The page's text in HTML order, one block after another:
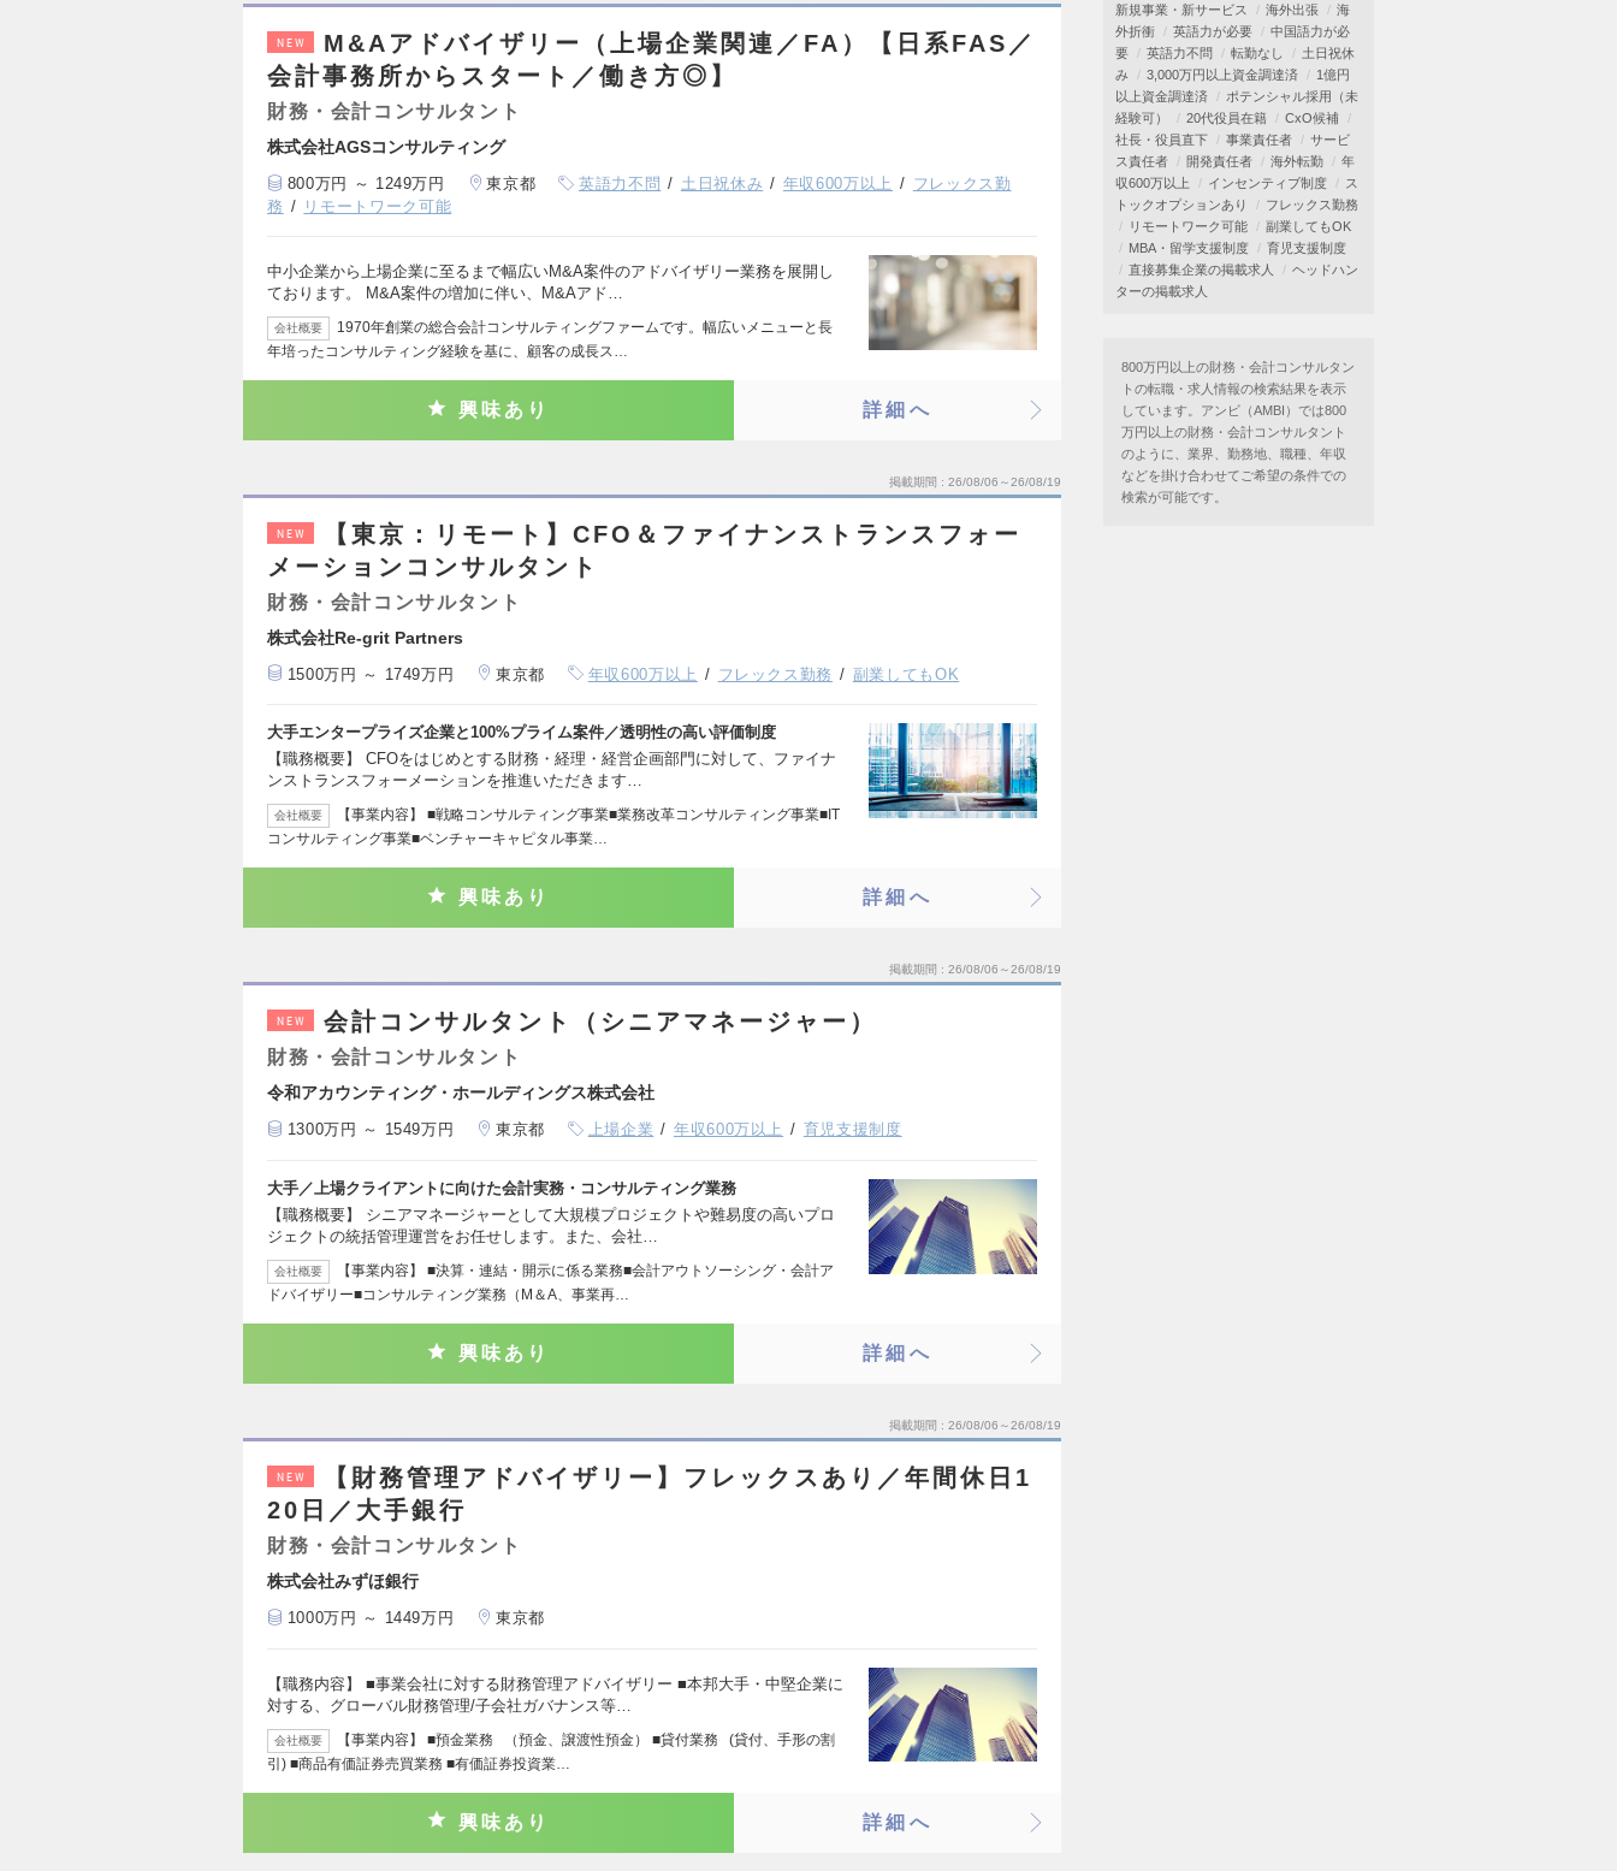
NEW
M&Aアドバイザリー（上場企業関連／FA）【日系FAS／
会計事務所からスタート／働き方◎】
財務・会計コンサルタント
株式会社AGSコンサルティング
800万円 ～ 1249万円 東京都 英語力不問 土日祝休み 年収600万以上
フレックス勤
務
リモートワーク可能
中小企業から上場企業に至るまで幅広いM&A案件のアドバイザリー業務を展開し
ております。 M&A案件の増加に伴い、M&Aアド…
会社概要
1970年創業の総合会計コンサルティングファームです。幅広いメニューと長
年培ったコンサルティング経験を基に、顧客の成長ス…
興味あり 詳細へ
掲載期間 26/08/06～26/08/19
NEW
【東京：リモート】CFO＆ファイナンストランスフォー
メーションコンサルタント
財務・会計コンサルタント
株式会社Re-grit Partners
1500万円 ～ 1749万円 東京都 年収600万以上 フレックス勤務 副業してもOK
大手エンタープライズ企業と100%プライム案件／透明性の高い評価制度
【職務概要】 CFOをはじめとする財務・経理・経営企画部門に対して、ファイナ
ンストランスフォーメーションを推進いただきます…
会社概要
【事業内容】 ■戦略コンサルティング事業■業務改革コンサルティング事業■IT
コンサルティング事業■ベンチャーキャピタル事業…
興味あり 詳細へ
掲載期間 26/08/06～26/08/19
NEW 会計コンサルタント（シニアマネージャー）
財務・会計コンサルタント
令和アカウンティング・ホールディングス株式会社
1300万円 ～ 1549万円 東京都 上場企業 年収600万以上 育児支援制度
大手／上場クライアントに向けた会計実務・コンサルティング業務
【職務概要】 シニアマネージャーとして大規模プロジェクトや難易度の高いプロ
ジェクトの統括管理運営をお任せします。また、会社…
会社概要
【事業内容】 ■決算・連結・開示に係る業務■会計アウトソーシング・会計ア
ドバイザリー■コンサルティング業務（M＆A、事業再…
興味あり 詳細へ
掲載期間 26/08/06～26/08/19
NEW
【財務管理アドバイザリー】フレックスあり／年間休日1
20日／大手銀行
財務・会計コンサルタント
株式会社みずほ銀行
1000万円 ～ 1449万円 東京都
【職務内容】 ■事業会社に対する財務管理アドバイザリー ■本邦大手・中堅企業に
対する、グローバル財務管理/子会社ガバナンス等…
会社概要
【事業内容】 ■預金業務 （預金、譲渡性預金） ■貸付業務 (貸付、手形の割
引) ■商品有価証券売買業務 ■有価証券投資業…
興味あり 詳細へ
新規事業・新サービス
海外出張
海
外折衝
英語力が必要
中国語力が必
要
英語力不問 転勤なし
土日祝休
み
3,000万円以上資金調達済
1億円
以上資金調達済
ポテンシャル採用（未
経験可）
20代役員在籍
CxO候補
社長・役員直下
事業責任者
サービ
ス責任者
開発責任者 海外転勤
年
収600万以上
インセンティブ制度
ス
トックオプションあり
フレックス勤務
リモートワーク可能
副業してもOK
MBA・留学支援制度
育児支援制度
直接募集企業の掲載求人
ヘッドハン
ターの掲載求人
800万円以上の財務・会計コンサルタン
トの転職・求人情報の検索結果を表示
しています。アンビ（AMBI）では800
万円以上の財務・会計コンサルタント
のように、業界、勤務地、職種、年収
などを掛け合わせてご希望の条件での
検索が可能です。